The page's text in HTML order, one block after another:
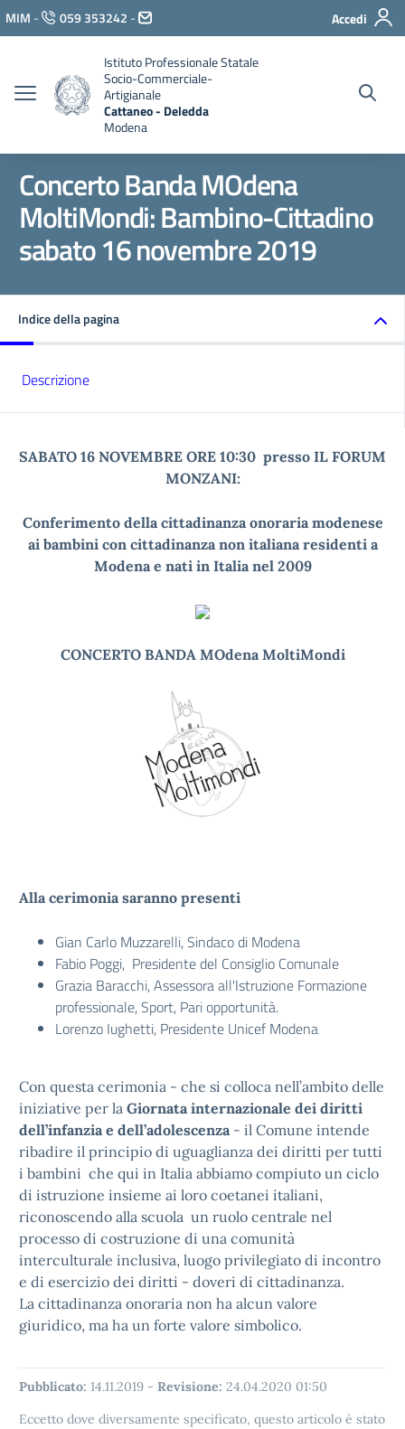
Vai ai contenuti
Vai al menu di navigazione
Vai al footer
MIM - 059 353242 - Accedi
Istituto Professionale Statale
Socio-Commerciale-
Artigianale
Cattaneo - Deledda
Modena
Concerto Banda MOdena
MoltiMondi: Bambino-Cittadino
sabato 16 novembre 2019
Indice della pagina
Descrizione
SABATO 16 NOVEMBRE ORE 10:30 presso IL FORUM
MONZANI:
Conferimento della cittadinanza onoraria modenese
ai bambini con cittadinanza non italiana residenti a
Modena e nati in Italia nel 2009
CONCERTO BANDA MOdena MoltiMondi
Alla cerimonia saranno presenti
Gian Carlo Muzzarelli, Sindaco di Modena
Fabio Poggi, Presidente del Consiglio Comunale
Grazia Baracchi, Assessora all'Istruzione Formazione
professionale, Sport, Pari opportunità.
Lorenzo Iughetti, Presidente Unicef Modena
Con questa cerimonia - che si colloca nell’ambito delle
iniziative per la Giornata internazionale dei diritti
dell’infanzia e dell’adolescenza- il Comune intende
ribadire il principio di uguaglianza dei diritti per tutti
i bambini che qui in Italia abbiamo compiuto un ciclo
di istruzione insieme ai loro coetanei italiani,
riconoscendo alla scuola un ruolo centrale nel
processo di costruzione di una comunità
interculturale inclusiva, luogo privilegiato di incontro
e di esercizio dei diritti - doveri di cittadinanza.
La cittadinanza onoraria non ha alcun valore
giuridico, ma ha un forte valore simbolico.
Pubblicato: 14.11.2019 - Revisione: 24.04.2020 01:50
Eccetto dove diversamente specificato, questo articolo è stato